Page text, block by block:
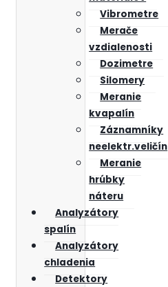
Vibrometre
Merače
vzdialenosti
Dozimetre
Silomery
Meranie
kvapalín
Záznamníky
neelektr.veličín
Meranie
hrúbky
náteru
Analyzátory
spalín
Analyzátory
chladenia
Detektory